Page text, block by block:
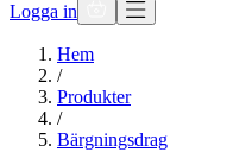
Logga in
Hem
/
Produkter
/
Bärgningsdrag